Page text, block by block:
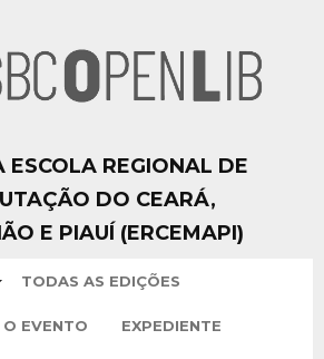
ESCOLA REGIONAL DE
DO CEARÁ,
E PIAUÍ (ERCEMAPI)
TODAS AS EDIÇÕES
O EVENTO EXPEDIENTE